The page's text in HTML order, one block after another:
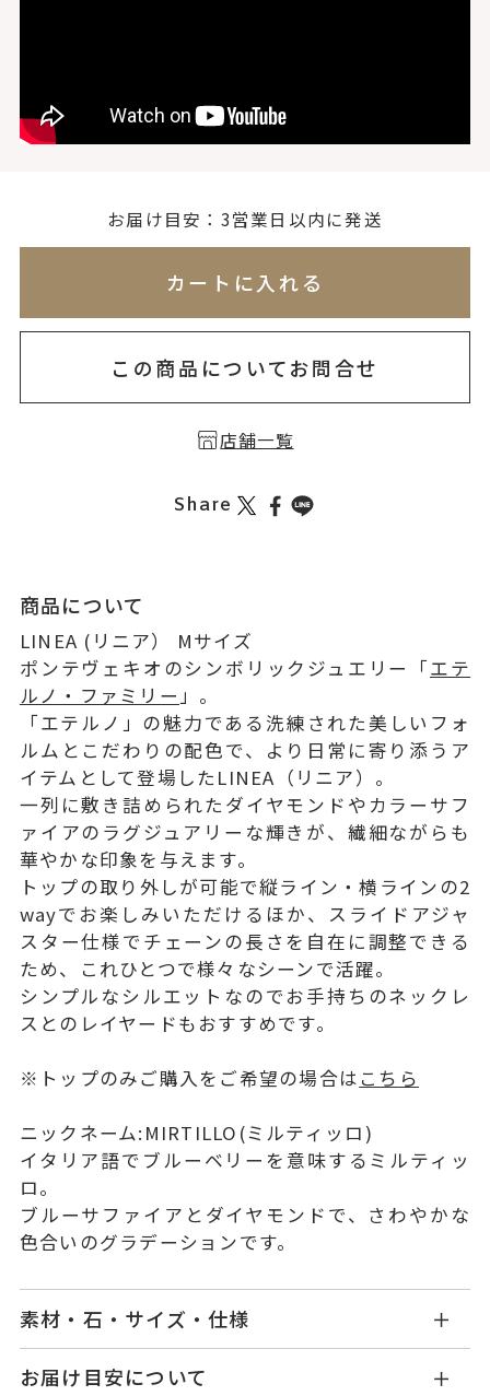
お届け目安：3営業日以内に発送
カートに入れる
この商品についてお問合せ
店舗一覧
Share
商品について
LINEA (リニア） Mサイズ
ポンテヴェキオのシンボリックジュエリー「エテ
ルノ・ファミリー」。
「エテルノ」の魅力である洗練された美しいフォ
ルムとこだわりの配色で、より日常に寄り添うア
イテムとして登場したLINEA（リニア）。
一列に敷き詰められたダイヤモンドやカラーサフ
ァイアのラグジュアリーな輝きが、繊細ながらも
華やかな印象を与えます。
トップの取り外しが可能で縦ライン・横ラインの2
wayでお楽しみいただけるほか、スライドアジャ
スター仕様でチェーンの長さを自在に調整できる
ため、これひとつで様々なシーンで活躍。
シンプルなシルエットなのでお手持ちのネックレ
スとのレイヤードもおすすめです。
※トップのみご購入をご希望の場合は こちら
ニックネーム:MIRTILLO(ミルティッロ)
イタリア語でブルーベリーを意味するミルティッ
ロ。
ブルーサファイアとダイヤモンドで、さわやかな
色合いのグラデーションです。
素材・石・サイズ・仕様
品番 GL0010N140BSWG
お届け目安について